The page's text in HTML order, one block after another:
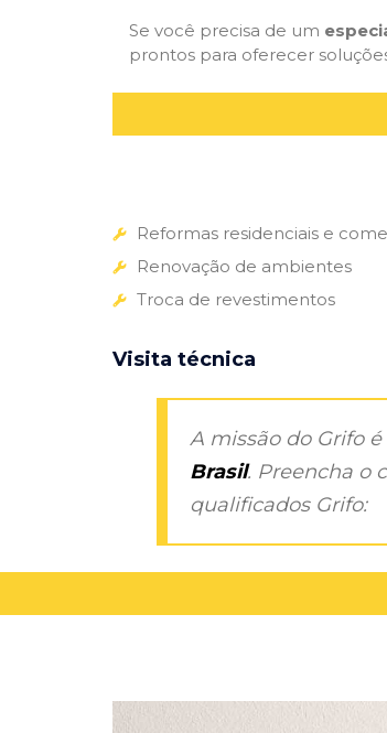
Se você precisa de um
prontos para oferecer
Reformas residenciais e
Renovação de ambientes
Troca de revestimentos
Visita técnica
A missão do Grifo
Brasil. Preencha o
qualificados Grifo: